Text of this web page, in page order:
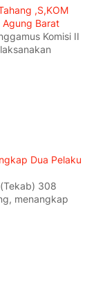
,S,KOM
Agung Barat
Komisi II
Dua Pelaku
308
menangkap